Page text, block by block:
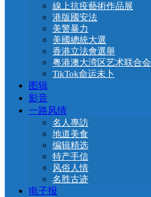
線上抗疫藝術作品展
港版國安法
美警暴力
美國總統大選
香港立法會選舉
粤港澳大湾区艺术联合会
TikTok命运未卜
图辑
影音
一路风情
名人專訪
地道美食
编辑精选
特产手信
风俗人情
名胜古迹
电子报